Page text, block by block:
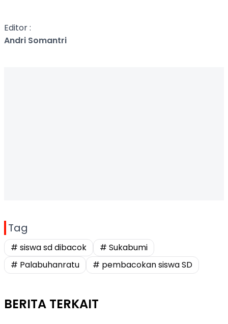
Editor :
Andri Somantri
Tag
# siswa sd dibacok
# Sukabumi
# Palabuhanratu
# pembacokan siswa SD
BERITA TERKAIT